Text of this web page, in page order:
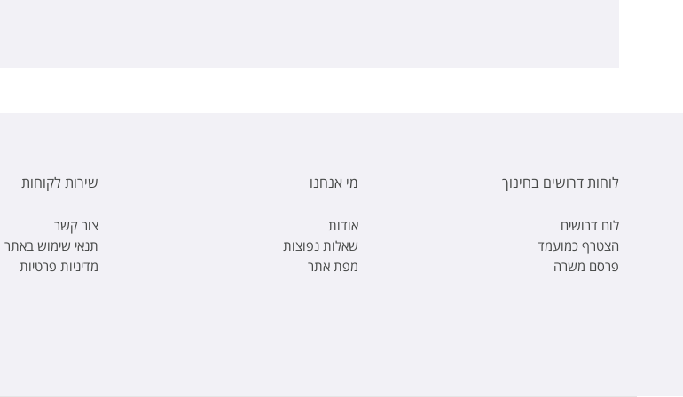
לוחות דרושים בחינוך
לוח דרושים
הצטרף כמועמד
פרסם משרה
מי אנחנו
אודות
שאלות נפוצות
מפת אתר
שירות לקוחות
צור קשר
תנאי שימוש באתר
מדיניות פרטיות